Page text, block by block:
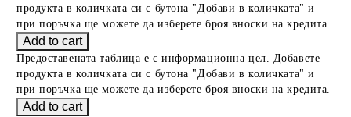
продукта в количката си с бутона "Добави в количката" и
при поръчка ще можете да изберете броя вноски на кредита.
Предоставената таблица е с информационна цел. Добавете
продукта в количката си с бутона "Добави в количката" и
при поръчка ще можете да изберете броя вноски на кредита.